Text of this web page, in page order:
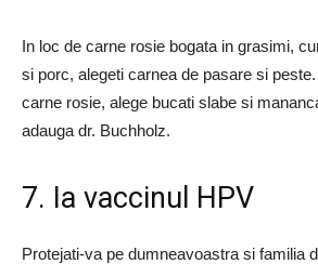
In loc de carne rosie bogata in grasimi,
si porc, alegeti carnea de pasare si
carne rosie, alege bucati slabe si
adauga dr. Buchholz.
7. Ia vaccinul HPV
Protejati-va pe dumneavoastra si familia